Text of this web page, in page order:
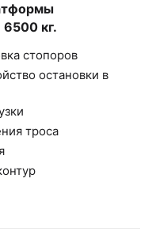
6500 кг.
стопоров
остановки в
троса